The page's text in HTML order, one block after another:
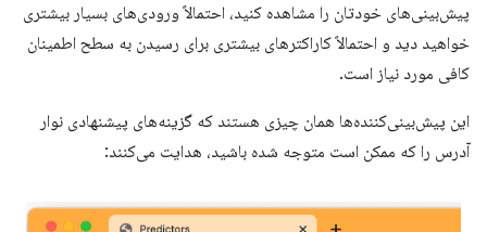
پیش‌بینی‌های خودتان را مشاهده کنید، احتمالاً ورودی‌های بسیار بیشتری
خواهید دید و احتمالاً کاراکترهای بیشتری برای رسیدن به سطح اطمینان
کافی مورد نیاز است.
این پیش‌بینی‌کننده‌ها همان چیزی هستند که گزینه‌های پیشنهادی نوار
آدرس را که ممکن است متوجه شده باشید، هدایت می‌کنند: